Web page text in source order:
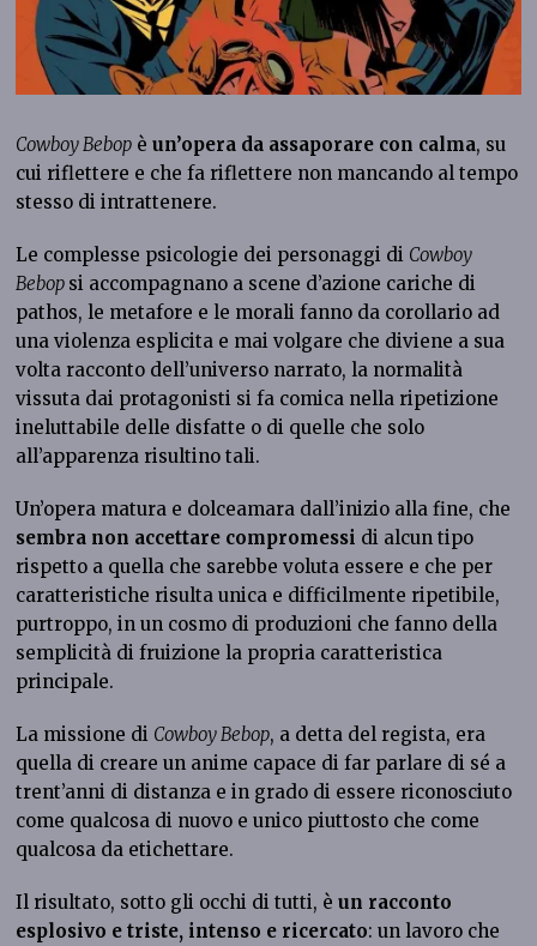
Cowboy Bebop èun’opera da assaporare con calma, su
cui riflettere e che fa riflettere non mancando al tempo
stesso di intrattenere.
Le complesse psicologie dei personaggi di Cowboy
Bebop si accompagnano a scene d’azione cariche di
pathos, le metafore e le morali fanno da corollario ad
una violenza esplicita e mai volgare che diviene a sua
volta racconto dell’universo narrato, la normalità
vissuta dai protagonisti si fa comica nella ripetizione
ineluttabile delle disfatte o di quelle che solo
all’apparenza risultino tali.
Un’opera matura e dolceamara dall’inizio alla fine, che
sembra non accettare compromessi di alcun tipo
rispetto a quella che sarebbe voluta essere e che per
caratteristiche risulta unica e difficilmente ripetibile,
purtroppo, in un cosmo di produzioni che fanno della
semplicità di fruizione la propria caratteristica
principale.
La missione di Cowboy Bebop, a detta del regista, era
quella di creare un anime capace di far parlare di sé a
trent’anni di distanza e in grado di essere riconosciuto
come qualcosa di nuovo e unico piuttosto che come
qualcosa da etichettare.
Il risultato, sotto gli occhi di tutti, èun racconto
esplosivo e triste, intenso e ricercato: un lavoro che